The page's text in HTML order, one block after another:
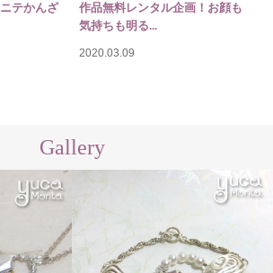
テかんざ
作品無料レンタル企画！お顔も
気持ちも明る...
2020.03.09
Gallery